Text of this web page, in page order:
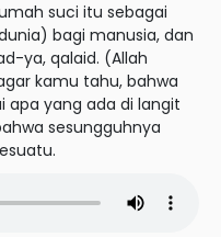
suci itu sebagai
bagi manusia, dan
ya, qalaid. (Allah
kamu tahu, bahwa
apa yang ada di langit
sesungguhnya